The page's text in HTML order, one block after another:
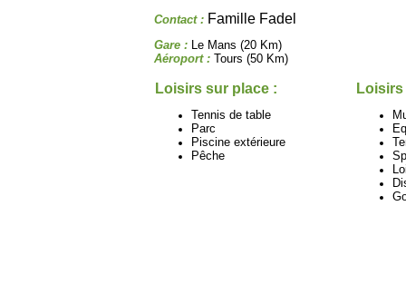
Contact : Famille Fadel
Gare : Le Mans (20 Km)
Aéroport : Tours (50 Km)
Loisirs sur place :
Tennis de table
Parc
Piscine extérieure
Pêche